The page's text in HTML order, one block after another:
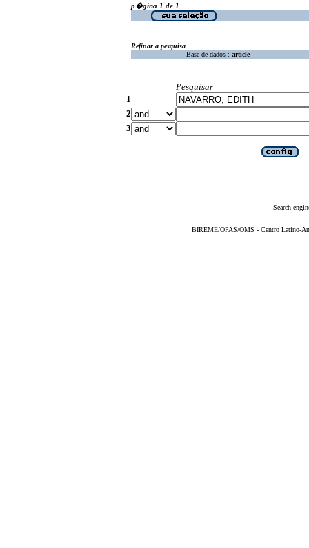
p�gina 1 de 1
Refinar a pesquisa
Base de dados : article
Pesquisar
1
2
3
Search
BIREME/OPAS/OMS - Centro Latino-